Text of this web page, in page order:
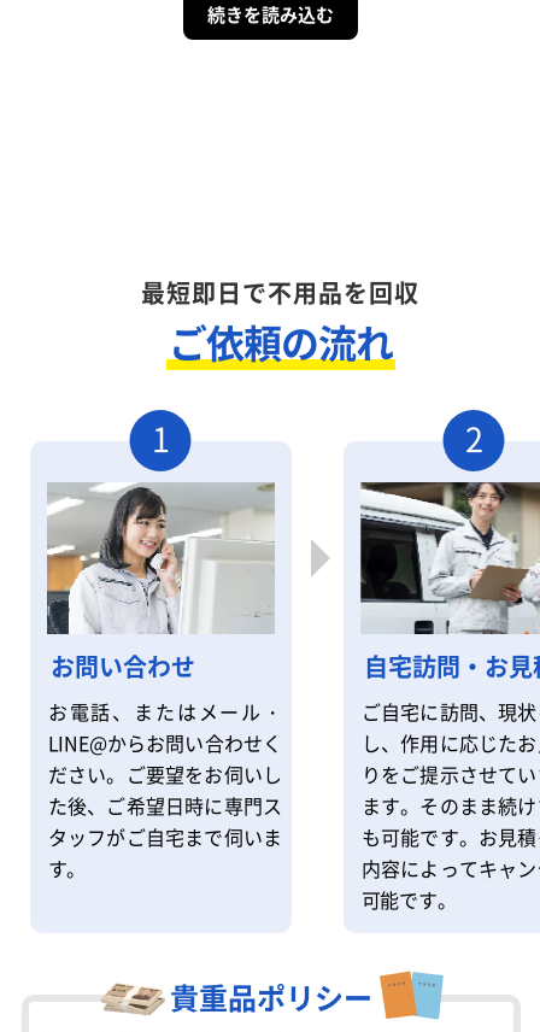
続きを読み込む
最短即日で不用品を回収
ご依頼の流れ
1
お問い合わせ
お電話、またはメール・
LINE@からお問い合わせく
ださい。ご要望をお伺いし
た後、ご希望日時に専門ス
タッフがご自宅まで伺いま
す。
2
自宅訪問・お
ご自宅に訪問、現
し、作用に応じた
りをご提示させて
ます。そのまま続
も可能です。お見
内容によってキャ
可能です。
貴重品ポリシー